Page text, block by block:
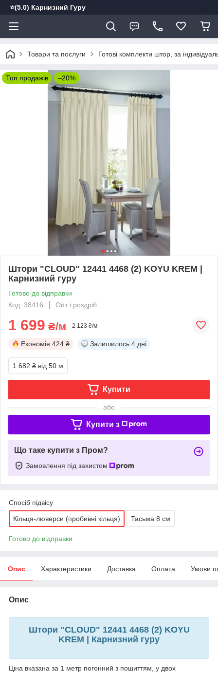
⭐️(5.0) Карнизний Гуру
Товари та послуги Готові комплекти штор, за
Топ продажів –20%
Штори "CLOUD" 12441 4468 (2) KOYU KREM |
Карнизний гуру
Готово до відправки
Код: 38416
Опт і роздріб
1 699 ₴/м 2 123 ₴/м
Економія 424 ₴ Залишилось 4 дні
1 682 ₴ від 50 м
Купити
або
Купити з
Що таке купити з Пром?
Замовлення під захистом
Спосіб підвісу
Кільця-люверси (пробивні кільця) Тасьма 8 см
Готово до відправки
Опис Характеристики Доставка Оплата Умови
Опис
Штори "CLOUD" 12441 4468 (2) KOYU
KREM | Карнизний гуру
Ціна вказана за 1 метр погонний з пошиттям, у двох